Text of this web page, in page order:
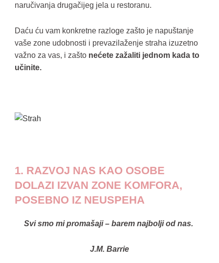
naručivanja drugačijeg jela u restoranu.
Daću ću vam konkretne razloge zašto je napuštanje
vaše zone udobnosti i prevazilaženje straha izuzetno
važno za vas, i zašto nećete zažaliti jednom kada to
učinite.
1. RAZVOJ NAS KAO OSOBE
DOLAZI IZVAN ZONE KOMFORA,
POSEBNO IZ NEUSPEHA
Svi smo mi promašaji – barem najbolji od nas.
J.M. Barrie